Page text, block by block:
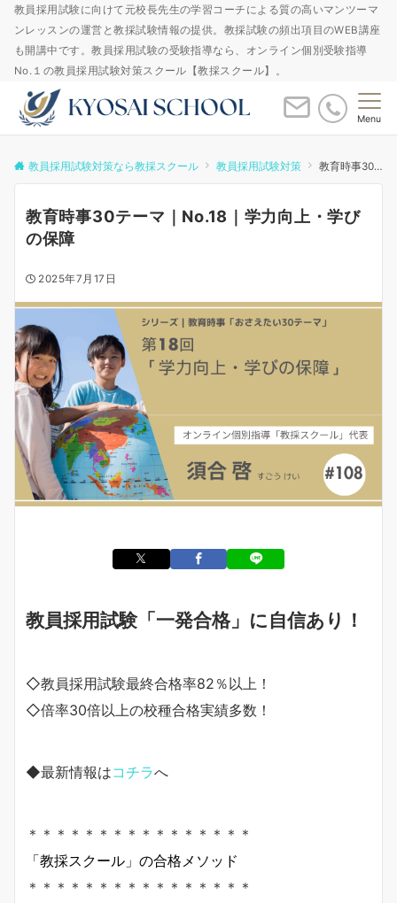
教員採用試験に向けて元校長先生の学習コーチによる質の高いマンツーマ
ンレッスンの運営と教採試験情報の提供。教採試験の頻出項目のWEB講座
も開講中です。教員採用試験の受験指導なら、オンライン個別受験指導
No.１の教員採用試験対策スクール【教採スクール】。
Menu
教員採用試験対策なら教採スクール 教員採用試験対策 教育時事30テーマ｜No.18｜学力向上・学びの保障
教育時事30テーマ｜No.18｜学力向上・学び
の保障
2025年7月17日
教員採用試験「一発合格」に自信あり！
◇教員採用試験最終合格率82％以上！
◇倍率30倍以上の校種合格実績多数！
◆最新情報はコチラへ
＊＊＊＊＊＊＊＊＊＊＊＊＊＊＊＊
「教採スクール」の合格メソッド
＊＊＊＊＊＊＊＊＊＊＊＊＊＊＊＊